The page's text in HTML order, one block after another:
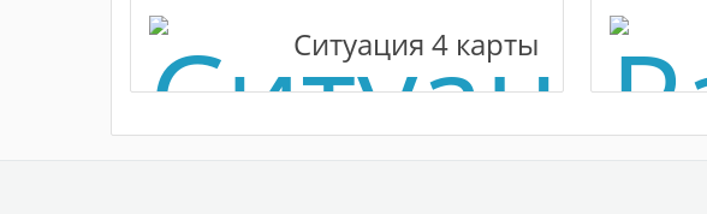
Ситуация 4 карты